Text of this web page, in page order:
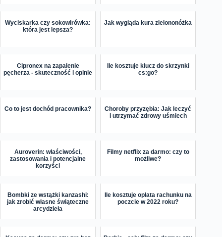
Wyciskarka czy sokowirówka:
która jest lepsza?
Jak wygląda kura zielononóżka
Cipronex na zapalenie
pęcherza - skuteczność i opinie
Ile kosztuje klucz do skrzynki
cs:go?
Co to jest dochód pracownika?
Choroby przyzębia: Jak leczyć
i utrzymać zdrowy uśmiech
Auroverin: właściwości,
zastosowania i potencjalne
korzyści
Filmy netflix za darmo: czy to
możliwe?
Bombki ze wstążki kanzashi:
jak zrobić własne świąteczne
arcydzieła
Ile kosztuje opłata rachunku na
poczcie w 2022 roku?